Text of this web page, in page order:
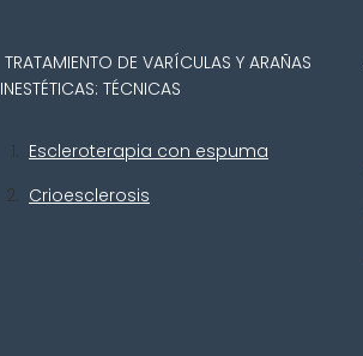
TRATAMIENTO DE VARÍCULAS Y ARAÑAS
INESTÉTICAS: TÉCNICAS
Escleroterapia con espuma
Crioesclerosis